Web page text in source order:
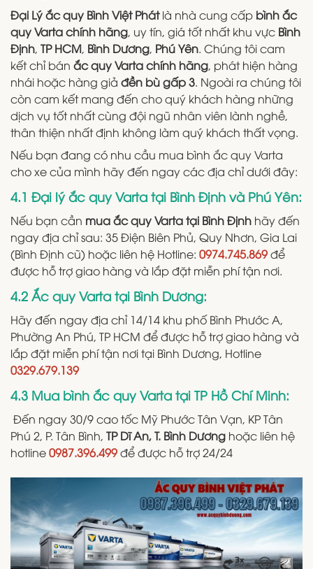
Đại Lý ắc quy Bình Việt Phátlà nhà cung cấp bình ắc
quy Varta chính hãng, uy tín, giá tốt nhất khu vực Bình
Định, TP HCM, Bình Dương, Phú Yên. Chúng tôi cam
kết chỉ bán ắc quy Varta chính hãng, phát hiện hàng
nhái hoặc hàng giả đền bù gấp 3. Ngoài ra chúng tôi
còn cam kết mang đến cho quý khách hàng những
dịch vụ tốt nhất cùng đội ngũ nhân viên lành nghề,
thân thiện nhất định không làm quý khách thất vọng.
Nếu bạn đang có nhu cầu mua bình ắc quy Varta
cho xe của mình hãy đến ngay các địa chỉ dưới đây:
4.1 Đại lý ắc quy Varta tại Bình Định và Phú Yên:
Nếu bạn cần mua ắc quy Varta tại Bình Định hãy đến
ngay địa chỉ sau: 35 Điện Biên Phủ, Quy Nhơn, Gia Lai
(Bình Định cũ) hoặc liên hệ Hotline: 0974.745.869để
được hỗ trợ giao hàng và lắp đặt miễn phí tận nơi.
4.2 Ắc quy Varta tại Bình Dương:
Hãy đến ngay địa chỉ 14/14 khu phố Bình Phước A,
Phường An Phú, TP HCM để được hỗ trợ giao hàng và
lắp đặt miễn phí tận nơi tại Bình Dương, Hotline
0329.679.139
4.3 Mua bình ắc quy Varta tại TP Hồ Chí Minh:
Đến ngay 30/9 cao tốc Mỹ Phước Tân Vạn, KP Tân
Phú 2, P. Tân Bình, TP Dĩ An, T. Bình Dương hoặc liên hệ
hotline0987.396.499để được hỗ trợ 24/24